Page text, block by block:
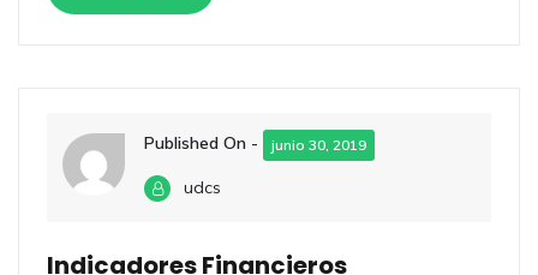
Published On - junio 30, 2019
udcs
Indicadores Financieros